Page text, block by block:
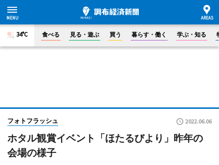
34°C 食べる 見る・遊ぶ 買う 暮らす・働く 学ぶ・知る
フォトフラッシュ 2022.06.06
ホタル観賞イベント「ほたるびより」昨年の
会場の様子